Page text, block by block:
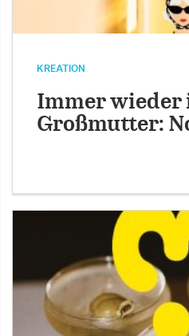
KREATION
Immer wieder
Großmutter: